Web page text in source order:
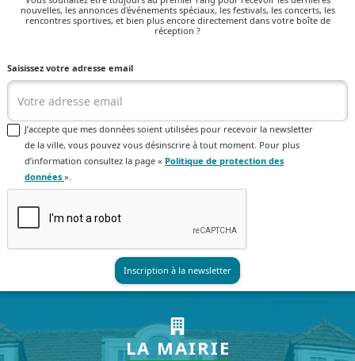
nouvelles, les annonces d'événements spéciaux, les festivals, les concerts, les
rencontres sportives, et bien plus encore directement dans votre boîte de
réception ?
Saisissez votre adresse email
J’accepte que mes données soient utilisées pour recevoir la newsletter
de la ville, vous pouvez vous désinscrire à tout moment. Pour plus
d’information consultez la page « Politique de protection des
données ».
LA MAIRIE